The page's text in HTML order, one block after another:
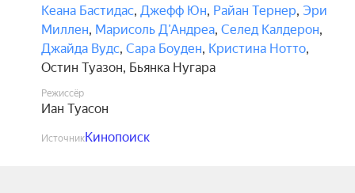
Кеана Бастидас, Джефф Юн, Райан Тернер, Эри
Миллен, Марисоль Д’Андреа, Селед Калдерон,
Джайда Вудс, Сара Боуден, Кристина Нотто,
Остин Туазон, Бьянка Нугара
Режиссёр
Иан Туасон
ИсточникКинопоиск